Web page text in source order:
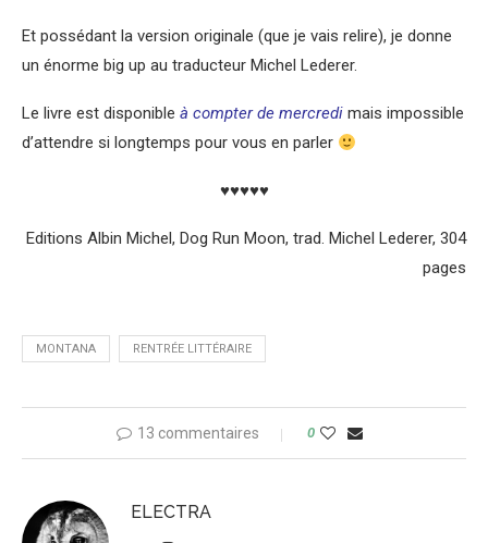
Et possédant la version originale (que je vais relire), je donne
un énorme big up au traducteur Michel Lederer.
Le livre est disponible à compter de mercredi mais impossible
d’attendre si longtemps pour vous en parler
♥♥♥♥♥
Editions Albin Michel, Dog Run Moon, trad. Michel Lederer, 304
pages
MONTANA RENTRÉE LITTÉRAIRE
13 commentaires 0
ELECTRA